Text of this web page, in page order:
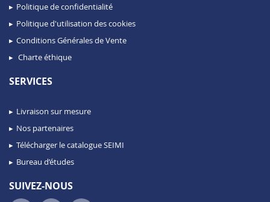
Politique de confidentialité
Politique d'utilisation des cookies
Conditions Générales de Vente
Charte éthique
SERVICES
Livraison sur mesure
Nos partenaires
Télécharger le catalogue SEIMI
Bureau d’études
SUIVEZ-NOUS